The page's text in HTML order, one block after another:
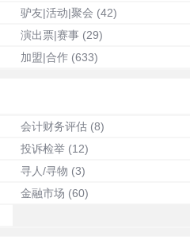
驴友|活动|聚会 (42)
演出票|赛事 (29)
加盟|合作 (633)
会计财务评估 (8)
投诉检举 (12)
寻人/寻物 (3)
金融市场 (60)